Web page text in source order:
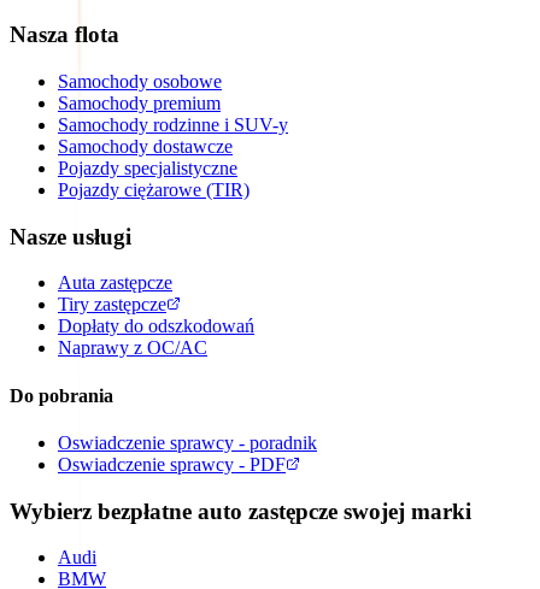
Nasza flota
Samochody osobowe
Samochody premium
Samochody rodzinne i SUV-y
Samochody dostawcze
Pojazdy specjalistyczne
Pojazdy ciężarowe (TIR)
Nasze usługi
Auta zastępcze
Tiry zastępcze
Dopłaty do odszkodowań
Naprawy z OC/AC
Do pobrania
Oswiadczenie sprawcy - poradnik
Oswiadczenie sprawcy - PDF
Wybierz bezpłatne auto zastępcze swojej marki
Audi
BMW